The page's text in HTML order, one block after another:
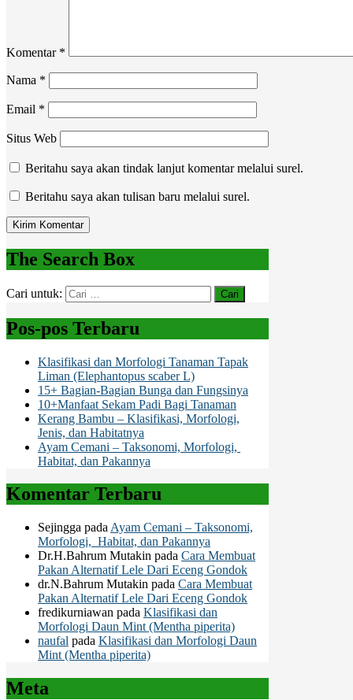
Komentar *
Nama *
Email *
Situs Web
Beritahu saya akan tindak lanjut komentar melalui surel.
Beritahu saya akan tulisan baru melalui surel.
The Search Box
Cari untuk:
Pos-pos Terbaru
Klasifikasi dan Morfologi Tanaman Tapak
Liman (Elephantopus scaber L)
15+ Bagian-Bagian Bunga dan Fungsinya
10+Manfaat Sekam Padi Bagi Tanaman
Kerang Bambu – Klasifikasi, Morfologi,
Jenis, dan Habitatnya
Ayam Cemani – Taksonomi, Morfologi,
Habitat, dan Pakannya
Komentar Terbaru
Sejingga pada Ayam Cemani – Taksonomi,
Morfologi, Habitat, dan Pakannya
Dr.H.Bahrum Mutakin pada Cara Membuat
Pakan Alternatif Lele Dari Eceng Gondok
dr.N.Bahrum Mutakin pada Cara Membuat
Pakan Alternatif Lele Dari Eceng Gondok
fredikurniawan pada Klasifikasi dan
Morfologi Daun Mint (Mentha piperita)
naufal pada Klasifikasi dan Morfologi Daun
Mint (Mentha piperita)
Meta